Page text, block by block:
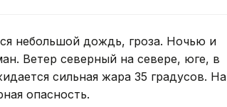
небольшой дождь, гроза. Ночью и
Ветер северный на севере, юге, в
сильная жара 35 градусов. На
опасность.